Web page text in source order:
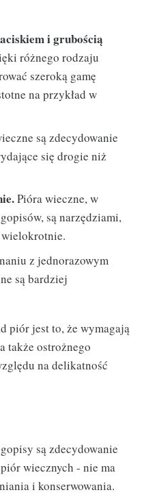
i grubością
różnego rodzaju
szeroką gamę
na przykład w
są zdecydowanie
się drogie niż
Pióra wieczne, w
są narzędziami,
wielokrotnie.
z jednorazowym
są bardziej
piór jest to, że wymagają
także ostrożnego
na delikatność
są zdecydowanie
wiecznych - nie ma
i konserwowania.